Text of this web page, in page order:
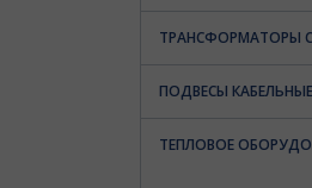
ТРАНСФОРМАТОРЫ
ПОДВЕСЫ КАБЕЛЬНЫЕ
ТЕПЛОВОЕ